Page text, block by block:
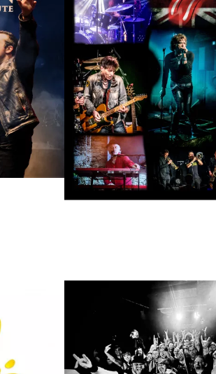
TRIBUTE/SOSIE
COMPOS